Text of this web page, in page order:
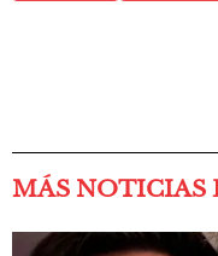
MÁS NOTICIAS